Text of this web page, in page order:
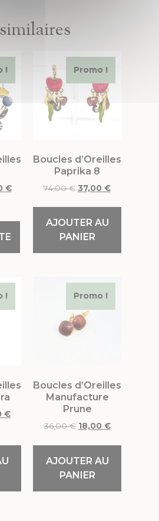
!
€
Promo !
Boucles d’Oreilles
Paprika 8
74,00€ 37,00 €
AJOUTER AU
PANIER
!
€
Promo !
Boucles d’Oreilles
Manufacture
Prune
36,00€ 18,00 €
AJOUTER AU
PANIER